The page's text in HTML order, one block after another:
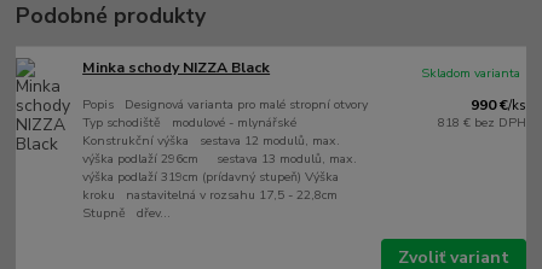
Podobné produkty
Minka schody NIZZA Black
Popis Designová varianta pro malé stropní otvory
Typ schodiště modulové - mlynářské
Konstrukční výška sestava 12 modulů, max.
výška podlaží 296cm sestava 13 modulů, max.
výška podlaží 319cm (prídavný stupeň) Výška
kroku nastavitelná v rozsahu 17,5 - 22,8cm
Stupně dřev...
990 €/ks
818 € bez DPH
Skladom varianta
Zvoliť variant